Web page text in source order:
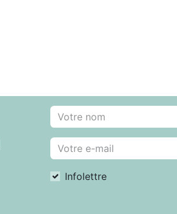
Infolettre